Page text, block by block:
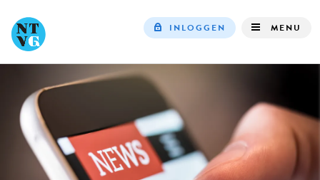
INLOGGEN MENU